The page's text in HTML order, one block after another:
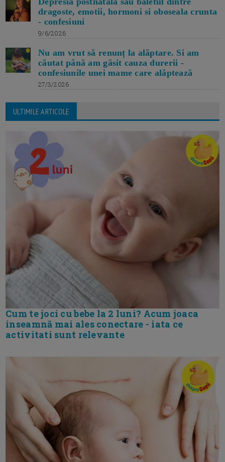
dragoste, emotii, hormoni si oboseala crunta
- confesiuni
9/6/2026
Nu am vrut să renunț la alăptare. Si am
căutat până am găsit cauza durerii -
confesiunile unei mame care alăptează
27/3/2026
ULTIMILE ARTICOLE
Cum te joci cu bebe la 2 luni? Acum joaca
inseamnă mai ales conectare - iata ce
activitati sunt relevante